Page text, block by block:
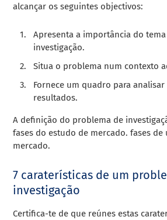
alcançar os seguintes objectivos:
Apresenta a importância do
investigação.
Situa o problema num contexto
Fornece um quadro para
resultados.
A definição do problema de
fases do estudo de mercado.fases de
mercado.
7 caraterísticas de um
investigação
Certifica-te de que reúnes estas